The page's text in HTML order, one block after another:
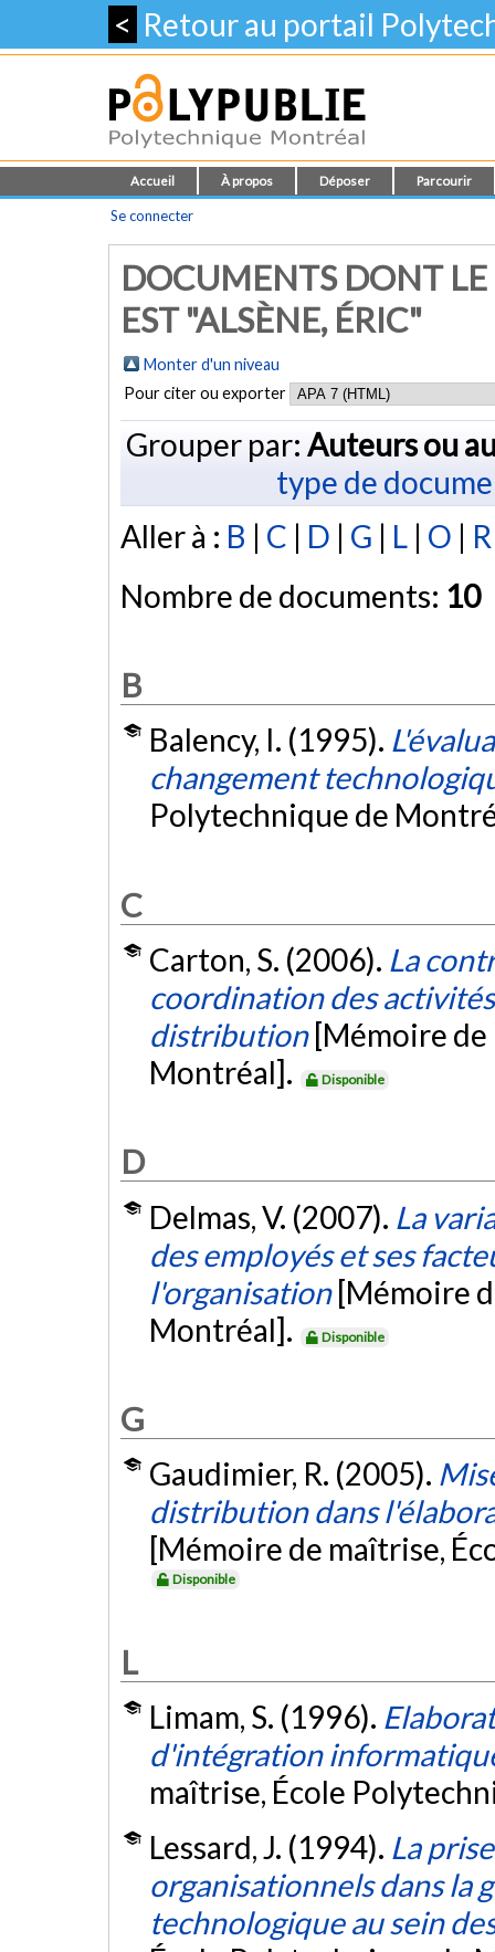
< Retour au portail
Accueil À propos Déposer Parcourir
Se connecter
DOCUMENTS DONT
EST "ALSÈNE, ÉRIC"
Monter d'un niveau
Pour citer ou exporter
Grouper par: Auteurs ou
type de
Aller à : B | C | D | G | L | O | R
Nombre de documents: 10
B
Balency, I. (1995).
changement
Polytechnique de
C
Carton, S. (2006). La
coordination des
distribution [Mémoire
Montréal].
Disponible
D
Delmas, V. (2007). La
des employés et ses
l'organisation [Mémoire
Montréal].
Disponible
G
Gaudimier, R. (2005).
distribution dans
[Mémoire de maîtrise,
Disponible
L
Limam, S. (1996).
d'intégration
maîtrise, École
Lessard, J. (1994). La
organisationnels dans la
technologique au sein